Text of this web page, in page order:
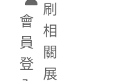
會
員
登
刷
相
關
展